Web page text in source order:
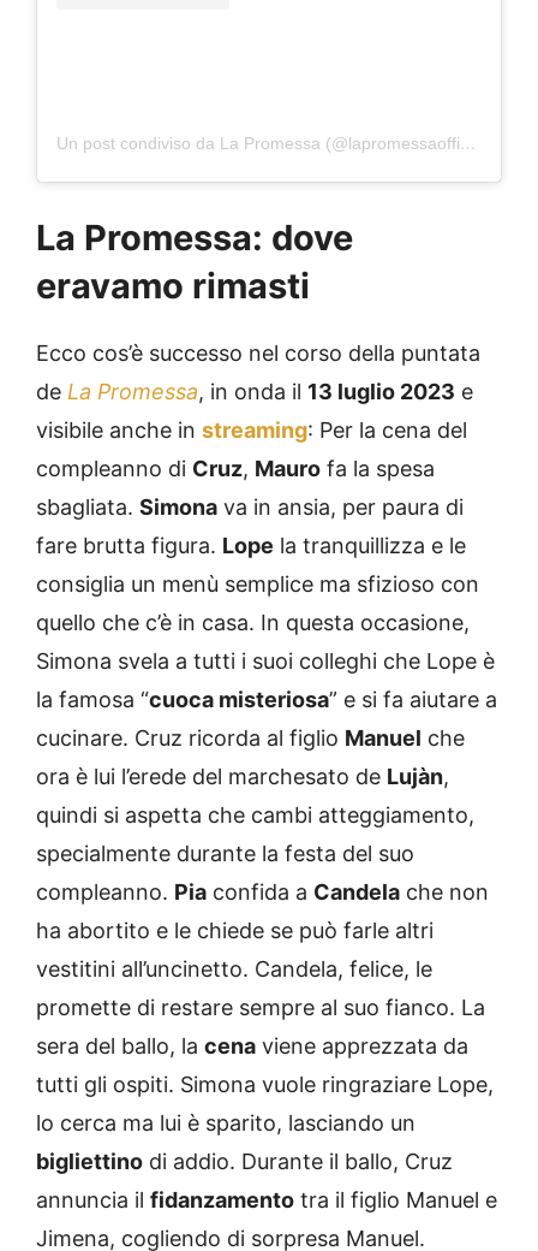
Un post condiviso da La Promessa (@lapromessaofficial)
La Promessa: dove
eravamo rimasti
Ecco cos’è successo nel corso della puntata
de La Promessa, in onda il 13 luglio 2023 e
visibile anche in streaming: Per la cena del
compleanno di Cruz, Mauro fa la spesa
sbagliata. Simona va in ansia, per paura di
fare brutta figura. Lope la tranquillizza e le
consiglia un menù semplice ma sfizioso con
quello che c’è in casa. In questa occasione,
Simona svela a tutti i suoi colleghi che Lope è
la famosa “cuoca misteriosa” e si fa aiutare a
cucinare. Cruz ricorda al figlio Manuel che
ora è lui l’erede del marchesato de Lujàn,
quindi si aspetta che cambi atteggiamento,
specialmente durante la festa del suo
compleanno. Pia confida a Candela che non
ha abortito e le chiede se può farle altri
vestitini all’uncinetto. Candela, felice, le
promette di restare sempre al suo fianco. La
sera del ballo, la cena viene apprezzata da
tutti gli ospiti. Simona vuole ringraziare Lope,
lo cerca ma lui è sparito, lasciando un
bigliettino di addio. Durante il ballo, Cruz
annuncia il fidanzamento tra il figlio Manuel e
Jimena, cogliendo di sorpresa Manuel.